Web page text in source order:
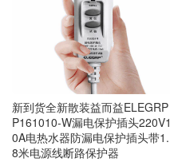
新到货全新散装益而益ELEGRP
P161010-W漏电保护插头220V1
0A电热水器防漏电保护插头带1.
8米电源线断路保护器